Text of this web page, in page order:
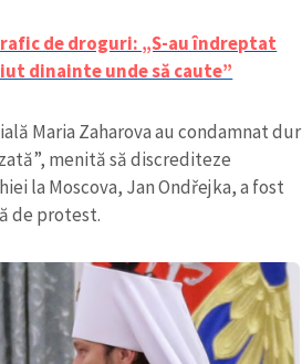
de droguri: „S-au îndreptat
dinainte unde să caute”
Maria Zaharova au condamnat dur
menită să discrediteze
la Moscova, Jan Ondřejka, a fost
de protest.